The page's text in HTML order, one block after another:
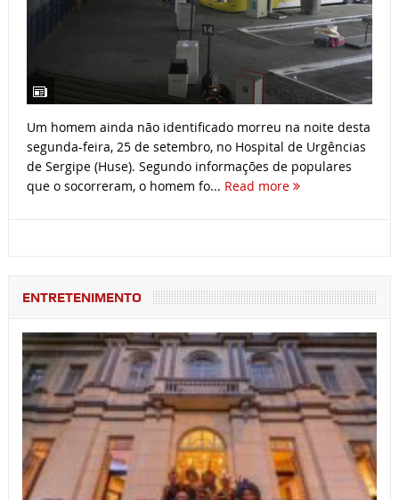
Um homem ainda não identificado morreu na noite desta
segunda-feira, 25 de setembro, no Hospital de Urgências
de Sergipe (Huse). Segundo informações de populares
que o socorreram, o homem fo... Read more
ENTRETENIMENTO